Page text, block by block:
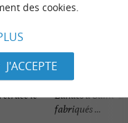
de
le
Le Sabot des
Découvrez une
Landes à Saint-
fabriqués ...
des cookies.
J'ACCEPTE